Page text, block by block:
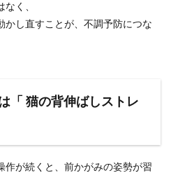
く、
かし直すこと が、不調予防につな
「 猫の背伸ばしストレ
作が続くと、前かがみの姿勢が習